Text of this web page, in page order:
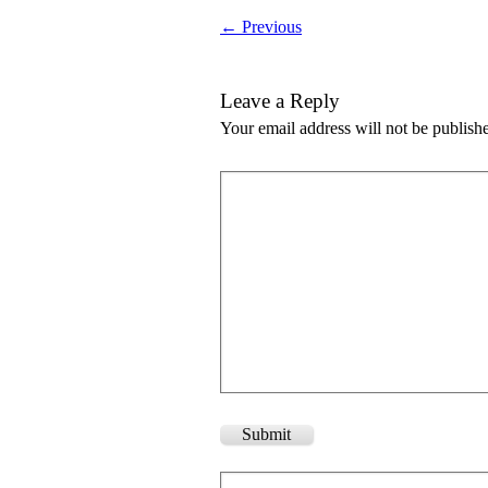
← Previous
Leave a Reply
Your email address will not be
Submit